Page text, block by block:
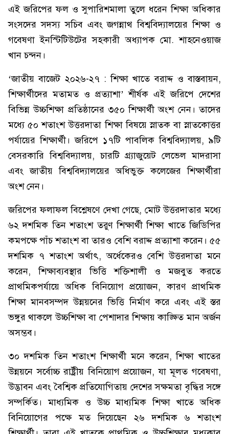
এই জরিপের ফল ও সুপারিশমালা তুলে ধরেন শিক্ষা অধিকার
সংসদের সদস্য সচিব এবং জগন্নাথ বিশ্ববিদ্যালয়ের শিক্ষা ও
গবেষণা ইনস্টিটিউটের সহকারী অধ্যাপক মো. শাহনেওয়াজ
খান চন্দন।
‘জাতীয় বাজেট ২০২৬-২৭ : শিক্ষা খাতে বরাদ্দ ও বাস্তবায়ন,
শিক্ষার্থীদের মতামত ও প্রত্যাশা’ শীর্ষক এই জরিপে দেশের
বিভিন্ন উচ্চশিক্ষা প্রতিষ্ঠানের ৩৫০ শিক্ষার্থী অংশ নেন। তাদের
মধ্যে ৫০ শতাংশ উত্তরদাতা শিক্ষা বিষয়ে স্নাতক বা স্নাতকোত্তর
পর্যায়ের শিক্ষার্থী। জরিপে ১৭টি পাবলিক বিশ্ববিদ্যালয়, ৯টি
বেসরকারি বিশ্ববিদ্যালয়, চারটি গ্র্যাজুয়েট লেভেল মাদরাসা
এবং জাতীয় বিশ্ববিদ্যালয়ের অধিভুক্ত কলেজের শিক্ষার্থীরা
অংশ নেন।
জরিপের ফলাফল বিশ্লেষণে দেখা গেছে, মোট উত্তরদাতার মধ্যে
৬২ দশমিক তিন শতাংশ তরুণ শিক্ষার্থী শিক্ষা খাতে জিডিপির
কমপক্ষে পাঁচ শতাংশ বা তারও বেশি বরাদ্দ প্রত্যাশা করেন। ৫৫
দশমিক ৭ শতাংশ অর্থাৎ, অর্ধেকেরও বেশি উত্তরদাতা মনে
করেন, শিক্ষাব্যবস্থার ভিত্তি শক্তিশালী ও মজবুত করতে
প্রাথমিকপর্যায়ে অধিক বিনিয়োগ প্রয়োজন, কারণ প্রাথমিক
শিক্ষা মানবসম্পদ উন্নয়নের ভিত্তি নির্মাণ করে এবং এই স্তর
ভঙ্গুর থাকলে উচ্চশিক্ষা বা পেশাদার শিক্ষায় কাঙ্ক্ষিত মান অর্জন
অসম্ভব।
৩০ দশমিক তিন শতাংশ শিক্ষার্থী মনে করেন, শিক্ষা খাতের
উন্নয়নে সর্বোচ্চ রাষ্ট্রীয় বিনিয়োগ প্রয়োজন, যা মূলত গবেষণা,
উদ্ভাবন এবং বৈশ্বিক প্রতিযোগিতায় দেশের সক্ষমতা বৃদ্ধির সঙ্গে
সম্পর্কিত। মাধ্যমিক ও উচ্চ মাধ্যমিক শিক্ষা খাতে অধিক
বিনিয়োগের পক্ষে মত দিয়েছেন ২৬ দশমিক ৬ শতাংশ